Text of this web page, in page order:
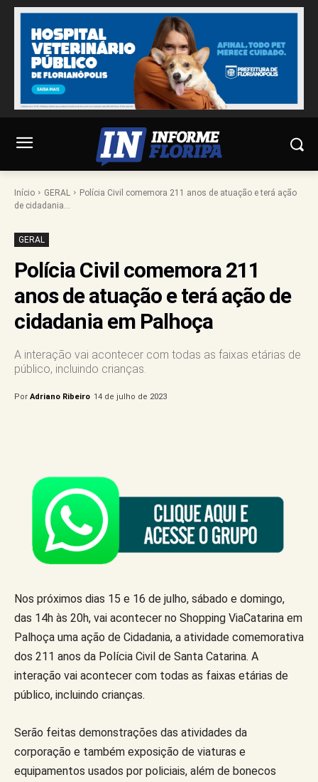
Início GERAL
Polícia Civil comemora 211 anos de atuação e terá ação
de cidadania...
GERAL
Polícia Civil comemora 211
anos de atuação e terá ação de
cidadania em Palhoça
A interação vai acontecer com todas as faixas etárias de
público, incluindo crianças.
Por Adriano Ribeiro 14 de julho de 2023
Nos próximos dias 15 e 16 de julho, sábado e domingo,
das 14h às 20h, vai acontecer no Shopping ViaCatarina em
Palhoça uma ação de Cidadania, a atividade comemorativa
dos 211 anos da Polícia Civil de Santa Catarina. A
interação vai acontecer com todas as faixas etárias de
público, incluindo crianças.
Serão feitas demonstrações das atividades da
corporação e também exposição de viaturas e
equipamentos usados por policiais, além de bonecos